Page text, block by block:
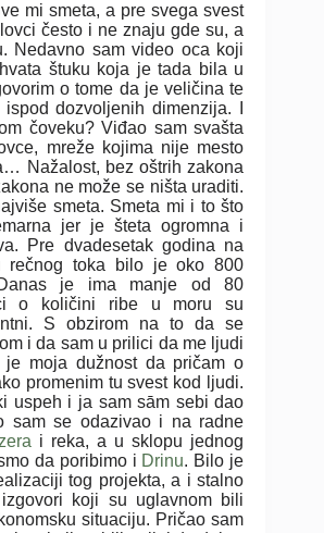
mi smeta, a pre svega svest
često i ne znaju gde su, a
Nedavno sam video oca koji
štuku koja je tada bila u
o tome da je veličina te
dozvoljenih dimenzija. I
čoveku? Viđao sam svašta
mreže kojima nije mesto
Nažalost, bez oštrih zakona
ne može se ništa uraditi.
smeta. Smeta mi i to što
jer je šteta ogromna i
Pre dvadesetak godina na
rečnog toka bilo je oko 800
je ima manje od 80
o količini ribe u moru su
S obzirom na to da se
i da sam u prilici da me ljudi
je moja dužnost da pričam o
promenim tu svest kod ljudi.
uspeh i ja sam sām sebi dao
sam se odazivao i na radne
i reka, a u sklopu jednog
da poribimo i Drinu. Bilo je
tog projekta, a i stalno
koji su uglavnom bili
situaciju. Pričao sam